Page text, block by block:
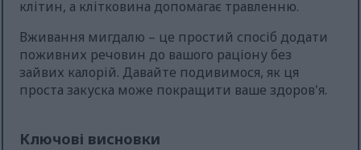
клітин, а клітковина допомагає травленню.
Вживання мигдалю – це простий спосіб додати
поживних речовин до вашого раціону без
зайвих калорій. Давайте подивимося, як ця
проста закуска може покращити ваше здоров'я.
Ключові висновки